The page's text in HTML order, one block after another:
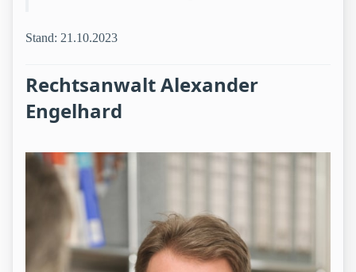
Stand: 21.10.2023
Rechtsanwalt Alexander
Engelhard